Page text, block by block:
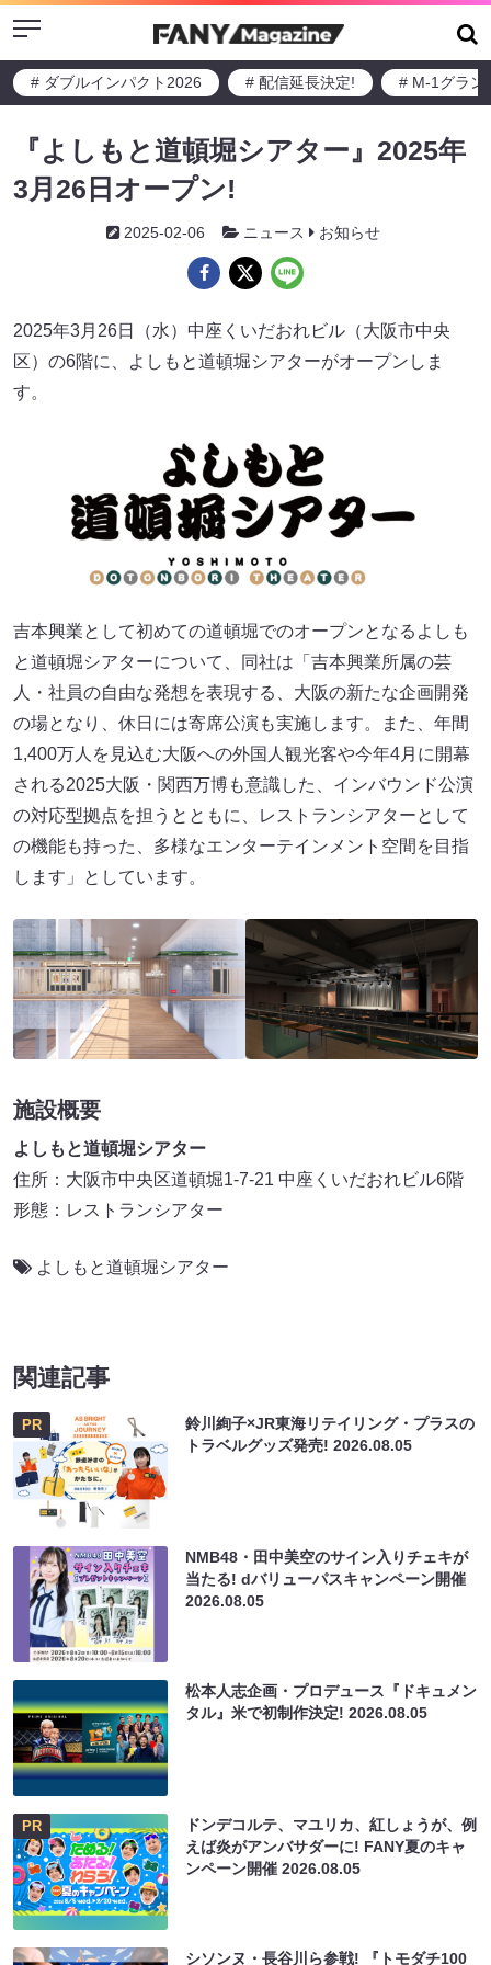
Menu
# ダブルインパクト2026 # 配信延長決定! # M-1グラン
『よしもと道頓堀シアター』2025年
3月26日オープン!
2025-02-06 ニュース お知らせ
2025年3月26日（水）中座くいだおれビル（大阪市中央
区）の6階に、よしもと道頓堀シアターがオープンしま
す。
吉本興業として初めての道頓堀でのオープンとなるよしも
と道頓堀シアターについて、同社は「吉本興業所属の芸
人・社員の自由な発想を表現する、大阪の新たな企画開発
の場となり、休日には寄席公演も実施します。また、年間
1,400万人を見込む大阪への外国人観光客や今年4月に開幕
される2025大阪・関西万博も意識した、インバウンド公演
の対応型拠点を担うとともに、レストランシアターとして
の機能も持った、多様なエンターテインメント空間を目指
します」としています。
施設概要
よしもと道頓堀シアター
住所：大阪市中央区道頓堀1-7-21 中座くいだおれビル6階
形態：レストランシアター
よしもと道頓堀シアター
関連記事
PR
鈴川絢子×JR東海リテイリング・プラスの
トラベルグッズ発売!2026.08.05
NMB48・田中美空のサイン入りチェキが
当たる! dバリューパスキャンペーン開催
2026.08.05
松本人志企画・プロデュース『ドキュメン
タル』米で初制作決定!2026.08.05
PR
ドンデコルテ、マユリカ、紅しょうが、例
えば炎がアンバサダーに! FANY夏のキャ
ンペーン開催2026.08.05
シソンヌ・長谷川ら参戦! 『トモダチ100